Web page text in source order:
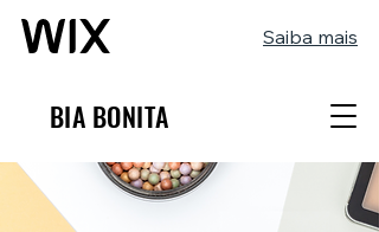
Saiba mais